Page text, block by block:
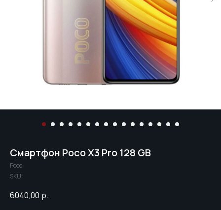
Смартфон Poco X3 Pro 128 GB
Poco
SKU:
6040,00 р.